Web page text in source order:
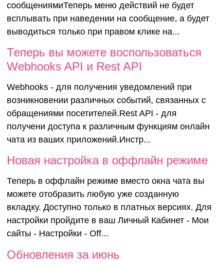
ответ
сообщениямиТеперь меню действий не будет
всплывать при наведении на сообщение, а будет
выводиться только при правом клике на...
Теперь вы
Webhooks
Rest API
Теперь вы можете воспользоваться
Webhooks API и Rest API
Webhooks - для получения уведомлений при
возникновении различных событий, связанных с
обращениями посетителей.Rest API - для
получени доступа к различным функциям онлайн
чата из ваших приложений.Инстр...
Новая настройка в оффлайн режиме
Теперь в оффлайн режиме вместо окна чата вы
можете отобразить любую уже созданную
вкладку. Доступно только в платных версиях. Для
настройки пройдите в ваш Личный Кабинет - Мои
сайты - Настройки - Off...
Обновления за июнь